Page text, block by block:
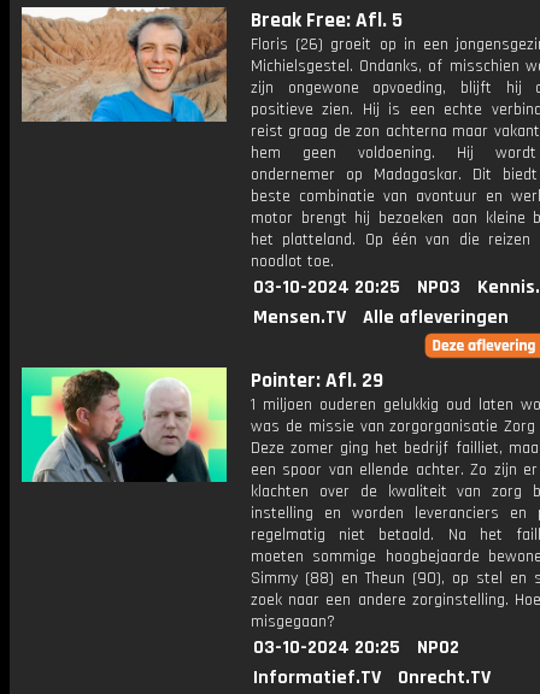
Break Free: Afl. 5
Floris (26) groeit op in een
Michielsgestel. Ondanks, of misschien
zijn ongewone opvoeding, blijft hij
positieve zien. Hij is een echte
reist graag de zon achterna maar
hem geen voldoening. Hij
ondernemer op Madagaskar. Dit
beste combinatie van avontuur en
motor brengt hij bezoeken aan kleine
het platteland. Op één van die
noodlot toe.
03-10-2024 20:25 NPO3
Mensen.TV
Alle afleveringen
Pointer: Afl. 29
1 miljoen ouderen gelukkig oud laten
was de missie van zorgorganisatie Zorg
Deze zomer ging het bedrijf failliet,
een spoor van ellende achter. Zo zijn
klachten over de kwaliteit van zorg
instelling en worden leveranciers en
regelmatig niet betaald. Na het
moeten sommige hoogbejaarde
Simmy (88) en Theun (90), op stel en
zoek naar een andere zorginstelling.
misgegaan?
03-10-2024 20:25
NPO2
Informatief.TV
Onrecht.TV